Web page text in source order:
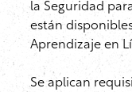
la Seguridad
están
Aprendizaje en
Se aplican